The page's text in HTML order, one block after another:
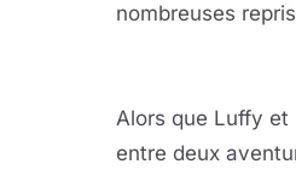
nombreuses
Alors que Luffy et
entre deux